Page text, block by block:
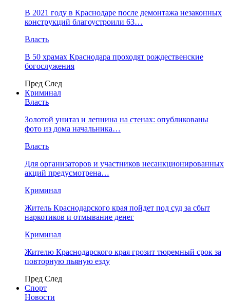
В 2021 году в Краснодаре после демонтажа незаконных
конструкций благоустроили 63…
Власть
В 50 храмах Краснодара проходят рождественские
богослужения
Пред След
Криминал
Власть
​Золотой унитаз и лепнина на стенах: опубликованы
фото из дома начальника…
Власть
Для организаторов и участников несанкционированных
акций предусмотрена…
Криминал
Житель Краснодарского края пойдет под суд за сбыт
наркотиков и отмывание денег
Криминал
Жителю Краснодарского края грозит тюремный срок за
повторную пьяную езду
Пред След
Спорт
Новости